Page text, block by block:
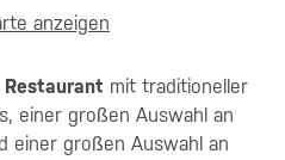
anzeigen
mit traditioneller
einer großen Auswahl an
einer großen Auswahl an